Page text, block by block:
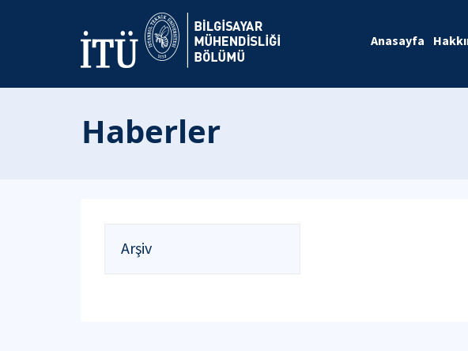
Anasayfa
Haberler
Arşiv